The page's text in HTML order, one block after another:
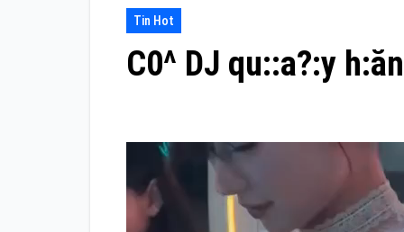
Tin Hot
C0^ DJ qu::a?:y